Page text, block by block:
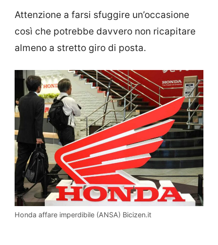
Attenzione a farsi sfuggire un’occasione
così che potrebbe davvero non ricapitare
almeno a stretto giro di posta.
Honda affare imperdibile (ANSA) Bicizen.it